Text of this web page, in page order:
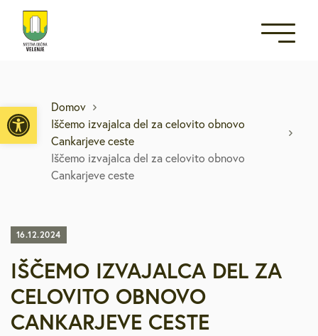
Open toolbar
Domov
Iščemo izvajalca del za celovito obnovo
Cankarjeve ceste
Iščemo izvajalca del za celovito obnovo
Cankarjeve ceste
16.12.2024
IŠČEMO IZVAJALCA DEL ZA
CELOVITO OBNOVO
CANKARJEVE CESTE